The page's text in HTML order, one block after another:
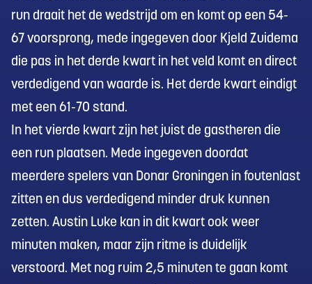
run draait het de wedstrijd om en komt op een 54-
67 voorsprong, mede ingegeven door Kjeld Zuidema
die pas in het derde kwart in het veld komt en direct
verdedigend van waarde is. Het derde kwart eindigt
met een 61-70 stand.
In het vierde kwart zijn het juist de gastheren die
een run plaatsen. Mede ingegeven doordat
meerdere spelers van Donar Groningen in foutenlast
zitten en dus verdedigend minder druk kunnen
zetten. Austin Luke kan in dit kwart ook weer
minuten maken, maar zijn ritme is duidelijk
verstoord. Met nog ruim 2,5 minuten te gaan komt